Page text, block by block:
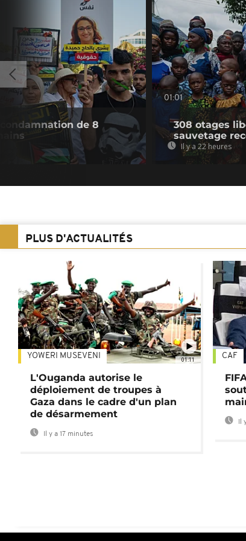
de 8
01:01
308 otages
sauvetage
Il y a 22 heures
PLUS D'ACTUALITÉS
01:11
YOWERI MUSEVENI
L'Ouganda autorise le
déploiement de troupes à
Gaza dans le cadre d'un plan
de désarmement
Il y a 17 minutes
CAF
Il